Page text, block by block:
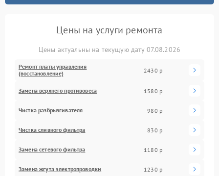
Цены на услуги ремонта
Цены актуальны на текущую дату 07.08.2026
Ремонт платы управления
(восстановление)
2430 р
Замена верхнего противовеса 1580 р
Чистка разбрызгивателя 980 р
Чистка сливного фильтра 830 р
Замена сетевого фильтра 1180 р
Замена жгута электропроводки 1230 р